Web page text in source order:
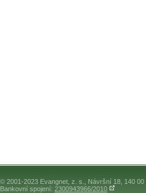
© 2001-2023 Evangnet, z. s., Návršní 18, 140 00
Bankovní spojení: 2300943966/2010